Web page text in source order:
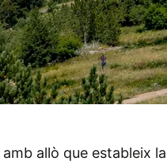
allò que estableix la